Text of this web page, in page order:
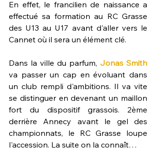
En effet, le francilien de naissance a
effectué sa formation au RC Grasse
des U13 au U17 avant d'aller vers le
Cannet où il sera un élément clé.
Dans la ville du parfum, Jonas Smith
va passer un cap en évoluant dans
un club rempli d'ambitions. Il va vite
se distinguer en devenant un maillon
fort du dispositif grassois. 2ème
derrière Annecy avant le gel des
championnats, le RC Grasse loupe
l'accession. La suite on la connaît…